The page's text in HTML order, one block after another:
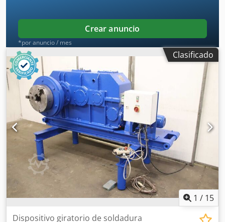
Crear anuncio
*por anuncio / mes
Clasificado
1 / 15
Dispositivo giratorio de soldadura